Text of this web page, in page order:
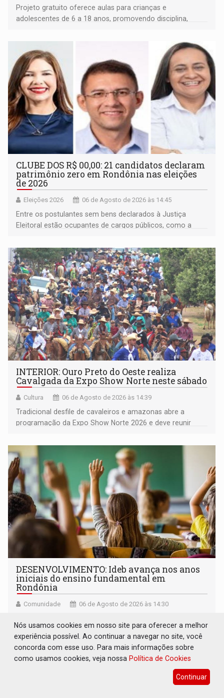
Projeto gratuito oferece aulas para crianças e
adolescentes de 6 a 18 anos, promovendo disciplina,
CLUBE DOS R$ 00,00: 21 candidatos declaram
patrimônio zero em Rondônia nas eleições
de 2026
Eleições 2026 06 de Agosto de 2026 às 14:45
Entre os postulantes sem bens declarados à Justiça
Eleitoral estão ocupantes de cargos públicos, como a
Pedro Geovar (PP) e a vice-prefeita Magna dos Anjos
(NOVO)
INTERIOR: Ouro Preto do Oeste realiza
Cavalgada da Expo Show Norte neste sábado
Cultura 06 de Agosto de 2026 às 14:39
Tradicional desfile de cavaleiros e amazonas abre a
programação da Expo Show Norte 2026 e deve reunir
DESENVOLVIMENTO: Ideb avança nos anos
iniciais do ensino fundamental em
Rondônia
Comunidade 06 de Agosto de 2026 às 14:30
fundamental e se mantêm nos anos finais; e no ensino
médio
Nós usamos cookies em nosso site para oferecer a melhor
experiência possível. Ao continuar a navegar no site, você
concorda com esse uso. Para mais informações sobre
como usamos cookies, veja nossa Política de Cookies
Continuar